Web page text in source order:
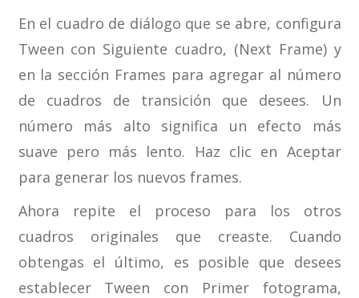
En el cuadro de diálogo que se abre, configura
Tween con Siguiente cuadro, (Next Frame) y
en la sección Frames para agregar al número
de cuadros de transición que desees. Un
número más alto significa un efecto más
suave pero más lento. Haz clic en Aceptar
para generar los nuevos frames.
Ahora repite el proceso para los otros
cuadros originales que creaste. Cuando
obtengas el último, es posible que desees
establecer Tween con Primer fotograma,